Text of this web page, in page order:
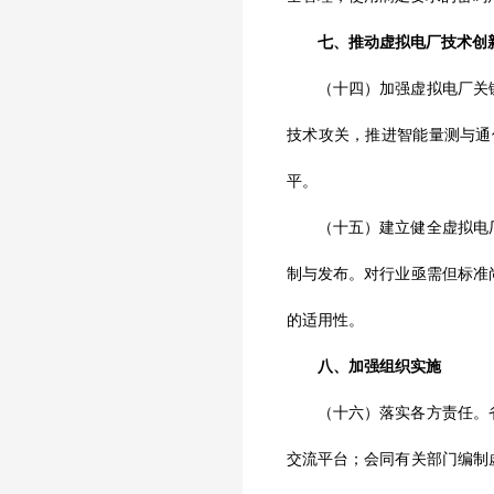
七、推动虚拟电厂技术创
（十四）加强虚拟电厂关键
技术攻关，推进智能量测与
平。
（十五）建立健全虚拟电厂
制与发布。对行业亟需但标
的适用性。
八、加强组织实施
（十六）落实各方责任。省
交流平台；会同有关部门编